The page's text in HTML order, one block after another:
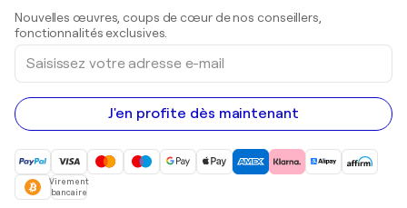
Peintures acryliques
Nouvelles œuvres, coups de cœur de nos conseillers,
fonctionnalités exclusives.
Saisissez
votre
adresse
e-
mail
J'en profite dès maintenant
Virement
bancaire